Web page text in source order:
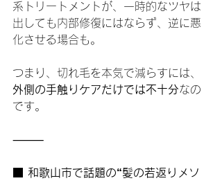
系トリートメントが、一時的なツヤは
出しても内部修復にはならず、逆に悪
化させる場合も。
つまり、切れ毛を本気で減らすには、
外側の手触りケアだけでは不十分なの
です。
⸻
■ 和歌山市で話題の“髪の若返りメソ